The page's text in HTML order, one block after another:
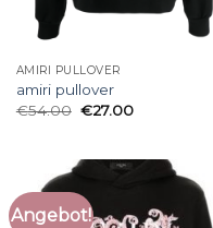
AMIRI PULLOVER
amiri pullover
€54.00 €27.00
Angebot!